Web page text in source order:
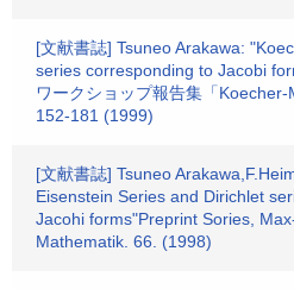
[文献書誌] Tsuneo Arakawa:
series corresponding to Jacobi
ワークショップ報告集「Koecher-
152-181 (1999)
[文献書誌] Tsuneo
Eisenstein Series and Dirichlet
Jacohi forms"Preprint Sories,
Mathematik. 66. (1998)